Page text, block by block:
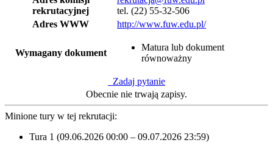
rekrutacyjnej
tel. (22) 55-32-506
Adres WWW
http://www.fuw.edu.pl/
Wymagany dokument
Matura lub dokument
równoważny
Zadaj pytanie
Obecnie nie trwają zapisy.
Minione tury w tej rekrutacji:
Tura 1 (09.06.2026 00:00 – 09.07.2026 23:59)